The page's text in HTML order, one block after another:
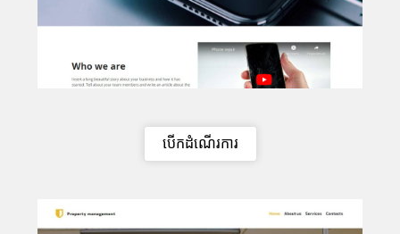
បើកដំណើរការ